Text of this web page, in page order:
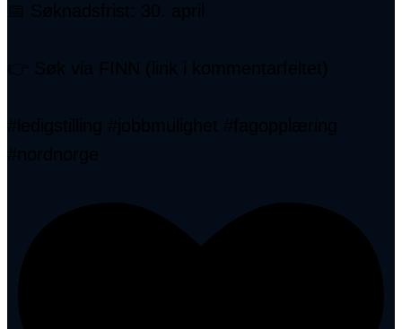
📅 Søknadsfrist: 30. april
👉 Søk via FINN (link i kommentarfeltet)
#ledigstilling #jobbmulighet #fagopplæring
#nordnorge